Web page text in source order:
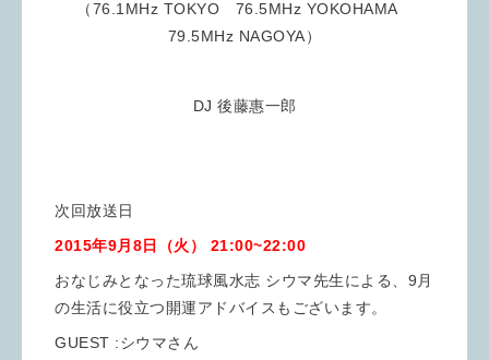
（76.1MHz TOKYO 76.5MHz YOKOHAMA
79.5MHz NAGOYA）
DJ 後藤惠一郎
次回放送日
2015年9月8日（火） 21:00~22:00
おなじみとなった琉球風水志 シウマ先生による、9月
の生活に役立つ開運アドバイスもございます。
GUEST :シウマさん